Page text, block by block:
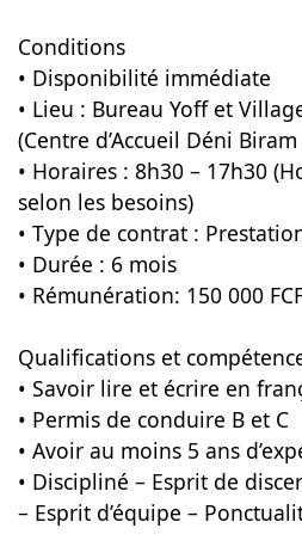
Conditions
• Disponibilité immédiate
• Lieu : Bureau Yoff et
(Centre d’Accueil Déni
• Horaires : 8h30 – 17h30
selon les besoins)
• Type de contrat :
• Durée : 6 mois
• Rémunération: 150 000
Qualifications et
• Savoir lire et écrire en
• Permis de conduire B et C
• Avoir au moins 5 ans
• Discipliné – Esprit de
– Esprit d’équipe –